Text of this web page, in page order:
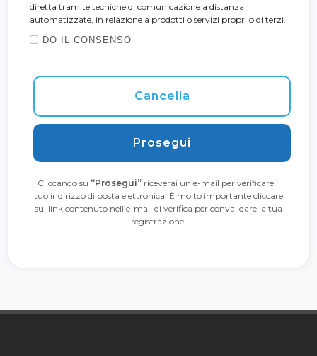
diretta tramite tecniche di comunicazione a distanza
automatizzate, in relazione a prodotti o servizi propri o di terzi.
DO IL CONSENSO
Cancella
Prosegui
Cliccando su “Prosegui”riceverai un’e-mail per verificare il
tuo indirizzo di posta elettronica. È molto importante cliccare
sul link contenuto nell’e-mail di verifica per convalidare la tua
registrazione.